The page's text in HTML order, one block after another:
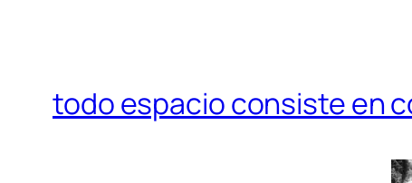
todo espacio consiste en